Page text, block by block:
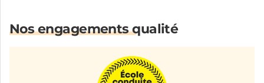
Nos engagements qualité